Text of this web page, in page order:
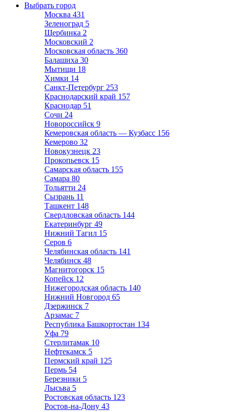
Выбрать город
Москва 431
Зеленоград 5
Щербинка 2
Московский 2
Московская область 360
Балашиха 30
Мытищи 18
Химки 14
Санкт-Петербург 253
Краснодарский край 157
Краснодар 51
Сочи 24
Новороссийск 9
Кемеровская область — Кузбасс 156
Кемерово 32
Новокузнецк 23
Прокопьевск 15
Самарская область 155
Самара 80
Тольятти 24
Сызрань 11
Ташкент 148
Свердловская область 144
Екатеринбург 49
Нижний Тагил 15
Серов 6
Челябинская область 141
Челябинск 48
Магнитогорск 15
Копейск 12
Нижегородская область 140
Нижний Новгород 65
Дзержинск 7
Арзамас 7
Республика Башкортостан 134
Уфа 79
Стерлитамак 10
Нефтекамск 5
Пермский край 125
Пермь 54
Березники 5
Лысьва 5
Ростовская область 123
Ростов-на-Дону 43